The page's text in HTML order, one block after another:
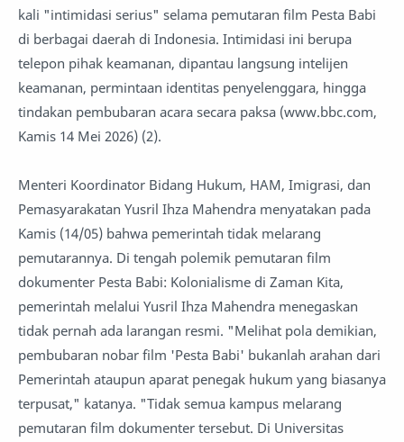
kali "intimidasi serius" selama pemutaran film Pesta Babi
di berbagai daerah di Indonesia. Intimidasi ini berupa
telepon pihak keamanan, dipantau langsung intelijen
keamanan, permintaan identitas penyelenggara, hingga
tindakan pembubaran acara secara paksa (www.bbc.com,
Kamis 14 Mei 2026) (2).
Menteri Koordinator Bidang Hukum, HAM, Imigrasi, dan
Pemasyarakatan Yusril Ihza Mahendra menyatakan pada
Kamis (14/05) bahwa pemerintah tidak melarang
pemutarannya. Di tengah polemik pemutaran film
dokumenter Pesta Babi: Kolonialisme di Zaman Kita,
pemerintah melalui Yusril Ihza Mahendra menegaskan
tidak pernah ada larangan resmi. "Melihat pola demikian,
pembubaran nobar film 'Pesta Babi' bukanlah arahan dari
Pemerintah ataupun aparat penegak hukum yang biasanya
terpusat," katanya. "Tidak semua kampus melarang
pemutaran film dokumenter tersebut. Di Universitas